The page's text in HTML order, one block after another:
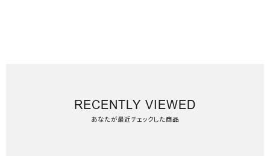
RECENTLY VIEWED
あなたが最近チェックした商品